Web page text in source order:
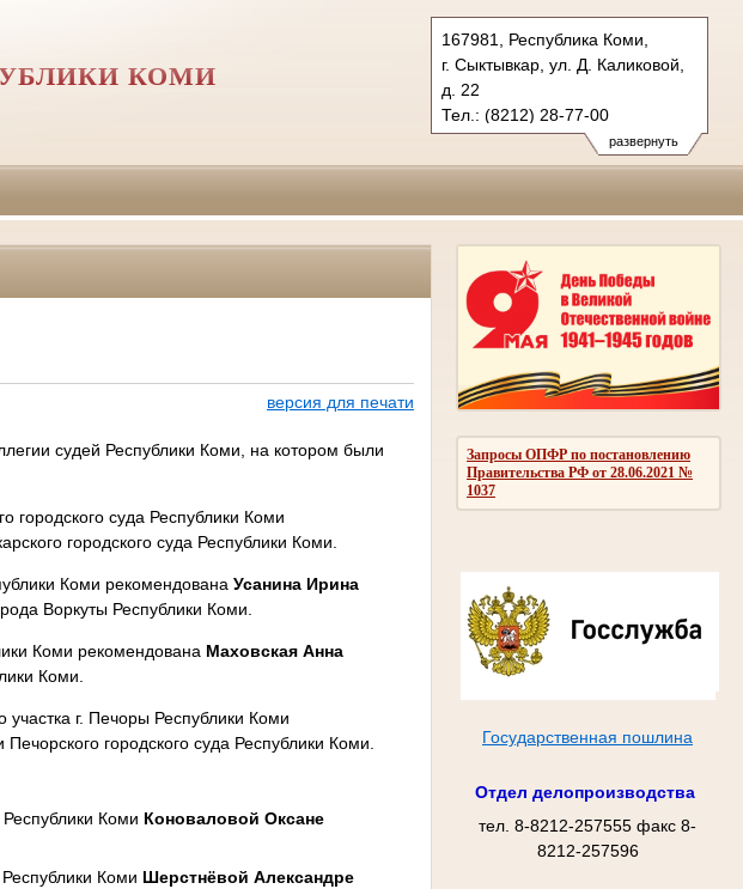
развернуть
167981, Республика Коми,
г. Сыктывкар, ул. Д. Каликовой,
д. 22
Тел.: (8212) 28-77-00
vs.komi@sudrf.ru
КОМИ
Запросы ОПФР по постановлению
Правительства РФ от 28.06.2021 №
1037
Государственная пошлина
Отдел делопроизводства
тел. 8-8212-257555 факс 8-
8212-257596
версия для печати
судей Республики Коми, на котором были
городского суда Республики Коми
городского суда Республики Коми.
Коми рекомендованаУсанина Ирина
Воркуты Республики Коми.
Коми рекомендована Маховская Анна
Коми.
участка г. Печоры Республики Коми
Печорского городского суда Республики Коми.
Коми Коноваловой Оксане
Коми Шерстнёвой Александре